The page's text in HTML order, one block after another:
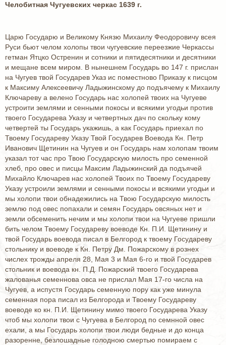
Челобитная Чугуевских черкас 1639 г.
Царю Государю и Великому Князю Михаилу Феодоровичу всея
Руси бьют челом холопы твои чугуевские переезжие Черкассы
гетман Ятцко Остренин и сотники и пятидесятники и десятники
и мещане всем миром. В нынешнем Государь во 147 г. прислан
на Чугуев твой Государев Указ ис поместново Приказу к писцом
к Максиму Алексеевичу Ладыжинскому до подъячему к Михаилу
Ключареву а велено Государь нас холопей твоих на Чугуеве
устроити землями и сенными покосы и всякими угодьи против
твоего Государева Указу и четвертных дач по скольку кому
четвертей ты Государь укажишь, а как Государь приехал по
Твоему Государеву Указу Твой Государев Воевода Кн. Петр
Иванович Щетинин на Чугуев и он Государь нам холопам твоим
указал тот час про Твою Государскую милость про семенной
хлеб, про овес и писцы Максим Ладыжинский да подъячей
Михайло Ключарев нас холопей Твоих по Твоему Государеву
Указу устроили землями и сенными покосы и всякими угодьи и
мы холопи твои обнадежились на Твою Государскую милость
землю под овес попахали и семян Государь овсяных нет и
земли обсеменить нечим и мы холопи твои на Чугуеве пришли
бить челом Твоему Государеву воеводе Кн. П.И. Щетинину и
твой Государь воевода писал в Белгород к твоему Государеву
стольнику и воеводе к Кн. Петру Дм. Пожарскому в рознех
числех трожды апреля 28, Мая 3 и Мая 6-го и твой Государев
стольник и воевода кн. П.Д. Пожарский твоего Государева
жалованья семеннова овса не прислал Мая 17-го числа на
Чугуев, а испустя Государь семенную пору как уже минула
семенная пора писал из Белгорода и Твоему Государеву
воеводе ко кн. П.И. Щетинину мимо твоего Государева Указу
чтоб мы холопи твои с Чугуева в Белгород по семнной овес
ехали, а мы Государь холопи твои люди бедные и до конца
разоренне, безлошадные голодною смертью помираем с